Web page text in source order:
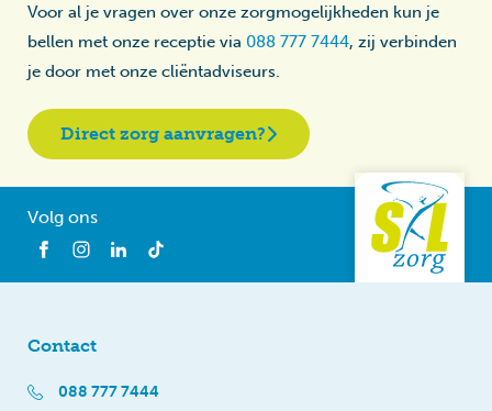
Voor al je vragen over onze zorgmogelijkheden kun je
bellen met onze receptie via 088 777 7444, zij verbinden
je door met onze cliëntadviseurs.
Direct zorg aanvragen?
Volg ons
Contact
088 777 7444